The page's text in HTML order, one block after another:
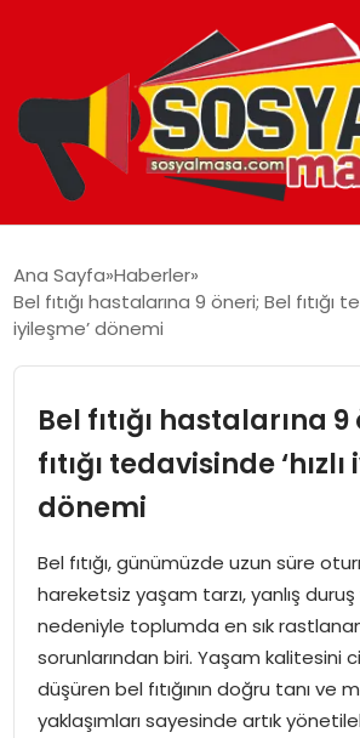
EKONOMI
EĞITIM
SPOR
GÜNDEM
MAGAZIN
Ana Sayfa Haberler
Bel fıtığı hastalarına 9 öneri; Bel fıtığı
iyileşme’ dönemi
Bel fıtığı hastalarına
fıtığı tedavisinde
dönemi
Bel fıtığı, günümüzde uzun süre
hareketsiz yaşam tarzı, yanlış
nedeniyle toplumda en sık
sorunlarından biri. Yaşam kalitesini
düşüren bel fıtığının doğru tanı ve
yaklaşımları sayesinde artık